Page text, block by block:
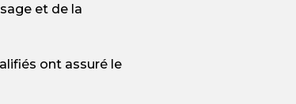
et de la
ont assuré le